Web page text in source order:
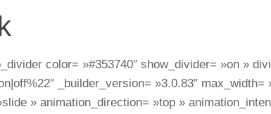
color= »#353740″ show_divider= »on »
_builder_version= »3.0.83″ max_width=
» animation_direction= »top »